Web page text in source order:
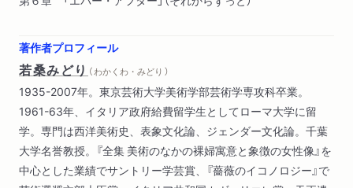
著作者プロフィール
若桑みどり （ わかくわ・みどり ）
1935-2007年。東京芸術大学美術学部芸術学専攻科卒業。
1961-63年、イタリア政府給費留学生としてローマ大学に留
学。専門は西洋美術史、表象文化論、ジェンダー文化論。千葉
大学名誉教授。『全集 美術のなかの裸婦寓意と象徴の女性像』を
中心とした業績でサントリー学芸賞、『薔薇のイコノロジー』で